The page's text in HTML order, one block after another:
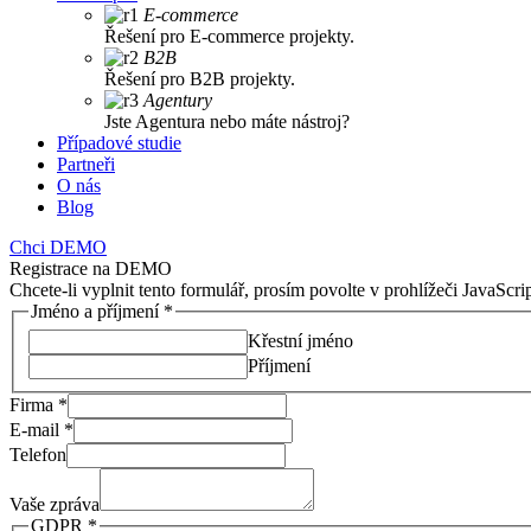
E-commerce
Řešení pro E-commerce projekty.
B2B
Řešení pro B2B projekty.
Agentury
Jste Agentura nebo máte nástroj?
Případové studie
Partneři
O nás
Blog
Chci DEMO
Registrace na DEMO
Chcete-li vyplnit tento formulář, prosím povolte v prohlížeči
Jméno a příjmení *
Křestní jméno
Příjmení
Firma *
E-mail *
Telefon
Vaše zpráva
GDPR *